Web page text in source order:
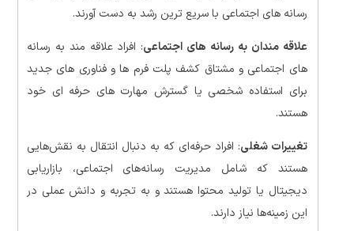
رسانه های اجتماعی با سریع ترین رشد به دست آورند.
علاقه مندان به رسانه های اجتماعی: افراد علاقه مند به رسانه
های اجتماعی و مشتاق کشف پلت فرم ها و فناوری های جدید
برای استفاده شخصی یا گسترش مهارت های حرفه ای خود
هستند.
تغییرات شغلی: افراد حرفه‌ای که به دنبال انتقال به نقش‌هایی
هستند که شامل مدیریت رسانه‌های اجتماعی، بازاریابی
دیجیتال یا تولید محتوا هستند و به تجربه و دانش عملی در
این زمینه‌ها نیاز دارند.